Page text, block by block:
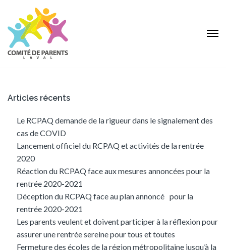
Articles récents
Le RCPAQ demande de la rigueur dans le signalement des
cas de COVID
Lancement officiel du RCPAQ et activités de la rentrée
2020
Réaction du RCPAQ face aux mesures annoncées pour la
rentrée 2020-2021
Déception du RCPAQ face au plan annoncé pour la
rentrée 2020-2021
Les parents veulent et doivent participer à la réflexion pour
assurer une rentrée sereine pour tous et toutes
Fermeture des écoles de la région métropolitaine jusqu’à la